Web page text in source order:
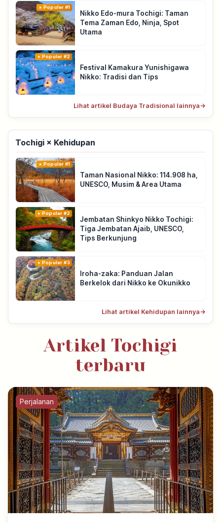
Populer #1
Nikko Edo-mura Tochigi: Taman
Tema Zaman Edo, Ninja, Spot
Utama
Populer #2
Festival Kamakura Yunishigawa
Nikko: Tradisi dan Tips
Lihat artikel Budaya Tradisional lainnya→
Tochigi × Kehidupan
Populer #1
Taman Nasional Nikko: 114.908 ha,
UNESCO, Musim & Area Utama
Populer #2
Jembatan Shinkyo Nikko Tochigi:
Tiga Jembatan Ajaib, UNESCO,
Tips Berkunjung
Populer #3
Iroha-zaka: Panduan Jalan
Berkelok dari Nikko ke Okunikko
Lihat artikel Kehidupan lainnya→
Artikel Tochigi
terbaru
Perjalanan